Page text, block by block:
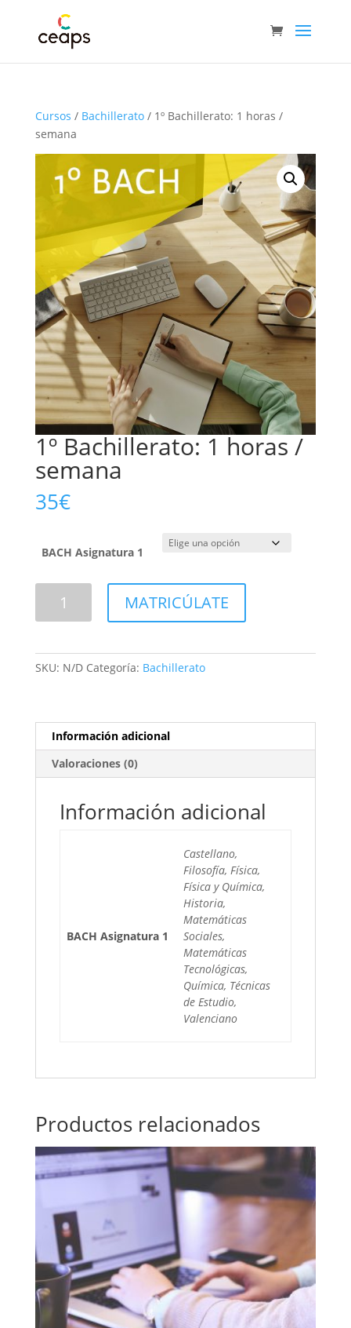
Cursos / Bachillerato/ 1º Bachillerato: 1 horas /
semana
1º Bachillerato: 1 horas /
semana
35€
BACH Asignatura 1
Bachillerato:
/
MATRICÚLATE
SKU: N/D Categoría: Bachillerato
Información adicional
Valoraciones (0)
Información adicional
BACH Asignatura 1
Castellano,
Filosofía, Física,
Física y Química,
Historia,
Matemáticas
Sociales,
Matemáticas
Tecnológicas,
Química, Técnicas
de Estudio,
Valenciano
Productos relacionados